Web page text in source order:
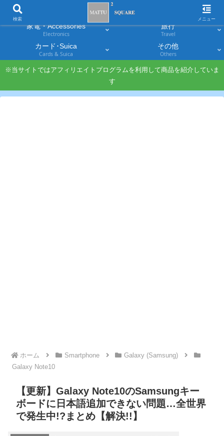
家電・Accessories
Electronics
旅行
Travel
カード･Suica
Cards & Suica
その他
Others
※当サイトではアフィリエイトプログラムを利用して商品を紹介していま
す
ホーム Smartphone
Galaxy (Samsung)
Galaxy Note10
【更新】Galaxy Note10のSamsungキー
ボードに日本語追加できない問題…全世界
で発生中!?まとめ【解決!!】
検索 メニュー